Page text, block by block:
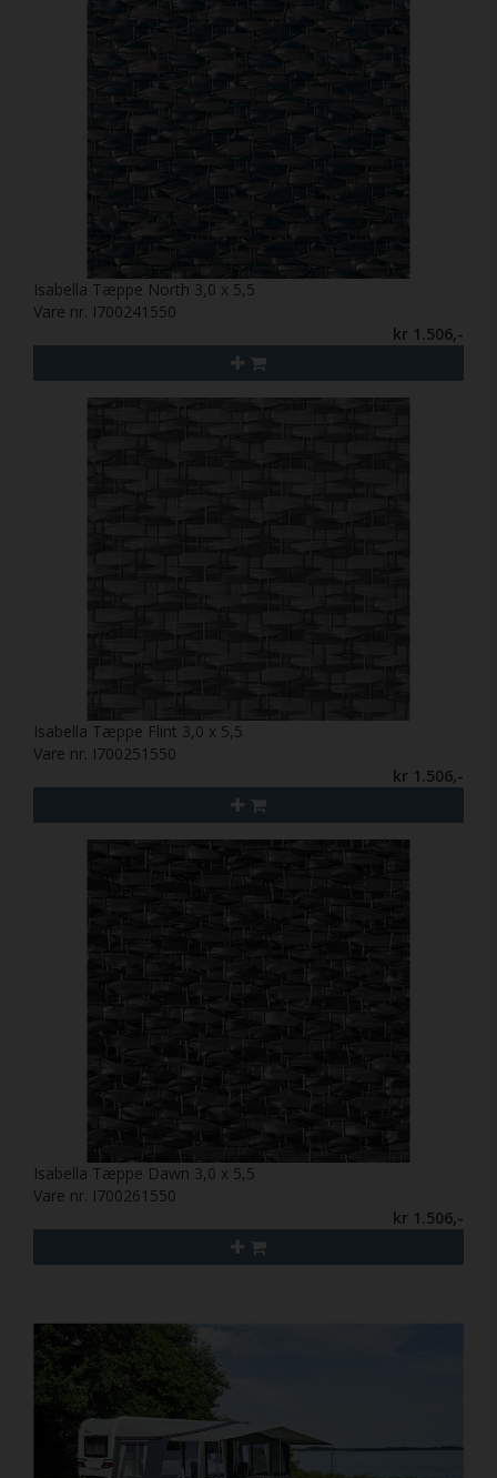
Isabella Tæppe North 3,0 x 5,5
Vare nr. I700241550
kr 1.506,-
Isabella Tæppe Flint 3,0 x 5,5
Vare nr. I700251550
kr 1.506,-
Isabella Tæppe Dawn 3,0 x 5,5
Vare nr. I700261550
kr 1.506,-